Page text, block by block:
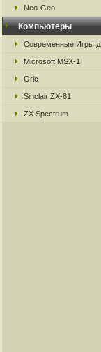
Neo-Geo
Компьютеры
Современные Игры
Microsoft MSX-1
Oric
Sinclair ZX-81
ZX Spectrum